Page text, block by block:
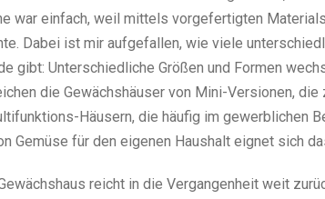
war einfach, weil mittels vorgefertigten
Dabei ist mir aufgefallen, wie viele
gibt: Unterschiedliche Größen und Formen
die Gewächshäuser von Mini-Versionen,
Häusern, die häufig im gewerblichen
Gemüse für den eigenen Haushalt eignet sich
reicht in die Vergangenheit weit